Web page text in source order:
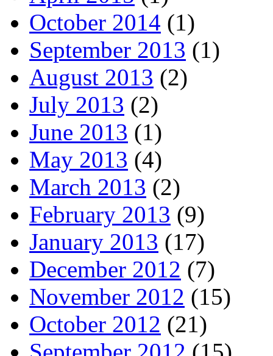
October 2014 (1)
September 2013 (1)
August 2013 (2)
July 2013 (2)
June 2013 (1)
May 2013 (4)
March 2013 (2)
February 2013 (9)
January 2013 (17)
December 2012 (7)
November 2012 (15)
October 2012 (21)